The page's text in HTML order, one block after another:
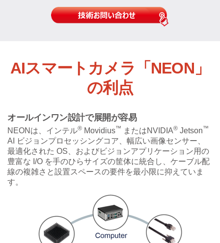
AIスマートカメラ「NEON」
の利点
オールインワン設計で展開が容易
NEONは、インテル® Movidius™ またはNVIDIA® Jetson™
AI ビジョンプロセッシングコア、幅広い画像センサー、
最適化された OS、およびビジョンアプリケーション用の
豊富な I/O を手のひらサイズの筐体に統合し、ケーブル配
線の複雑さと設置スペースの要件を最小限に抑えていま
す。